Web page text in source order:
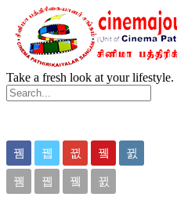
Take a fresh look at your lifestyle.